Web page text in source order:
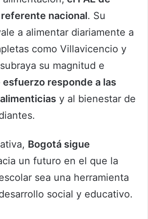
nacional. Su
a alimentar diariamente a
como Villavicencio y
su magnitud e
esfuerzo responde a las
y al bienestar de
Bogotá sigue
un futuro en el que la
sea una herramienta
social y educativo.